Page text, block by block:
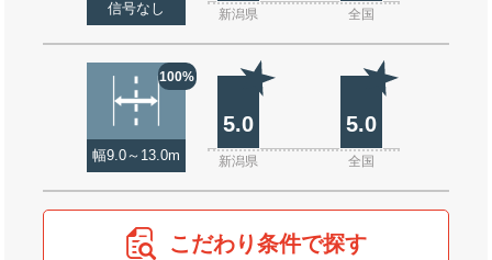
信号なし 新潟県 全国
100%
幅9.0～13.0m
5.0 5.0
新潟県 全国
こだわり条件で探す